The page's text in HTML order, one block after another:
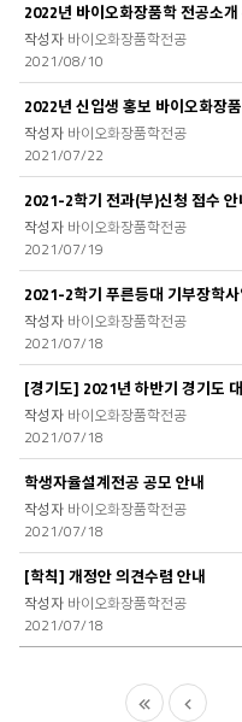
2022년 바이오화장품학 전공소
바이오화장품학전공
2021/08/10
2022년 신입생 홍보 바이오화장
바이오화장품학전공
2021/07/22
2021-2학기 전과(부)신청 접수
바이오화장품학전공
2021/07/19
2021-2학기 푸른등대 기부장학
바이오화장품학전공
2021/07/18
[경기도] 2021년 하반기 경기도
바이오화장품학전공
2021/07/18
학생자율설계전공 공모 안내
바이오화장품학전공
2021/07/18
[학칙] 개정안 의견수렴 안내
바이오화장품학전공
2021/07/18